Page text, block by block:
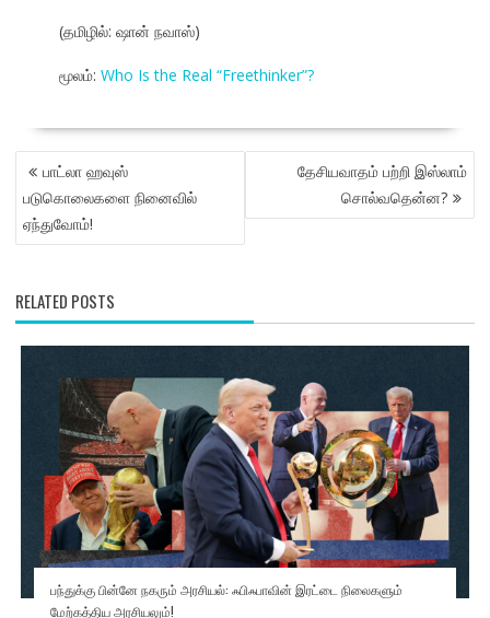
(தமிழில்: ஷான் நவாஸ்)
மூலம்: Who Is the Real “Freethinker”?
POST
NAVIGATION
பாட்லா ஹவுஸ்
படுகொலைகளை நினைவில்
ஏந்துவோம்!
தேசியவாதம் பற்றி இஸ்லாம்
சொல்வதென்ன?
RELATED POSTS
பந்துக்கு பின்னே நகரும் அரசியல்: ஃபிஃபாவின் இரட்டை நிலைகளும்
மேற்கத்திய அரசியலும்!